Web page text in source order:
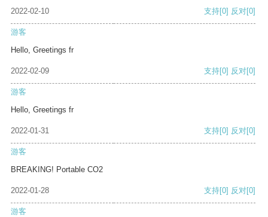
2022-02-10 支持[0] 反对[0]
游客
Hello, Greetings fr
2022-02-09 支持[0] 反对[0]
游客
Hello, Greetings fr
2022-01-31 支持[0] 反对[0]
游客
BREAKING! Portable CO2
2022-01-28 支持[0] 反对[0]
游客